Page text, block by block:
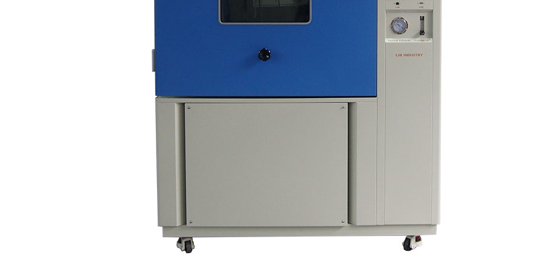
Cámara de humedad fría caliente
Unidad de condición ambiental controlada
de temperatura y humedad
Cámara de prueba ambiental versátil